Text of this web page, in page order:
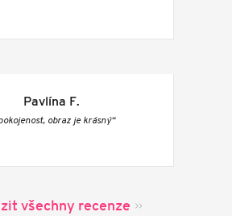
Pavlína F.
obraz je krásný“
všechny recenze